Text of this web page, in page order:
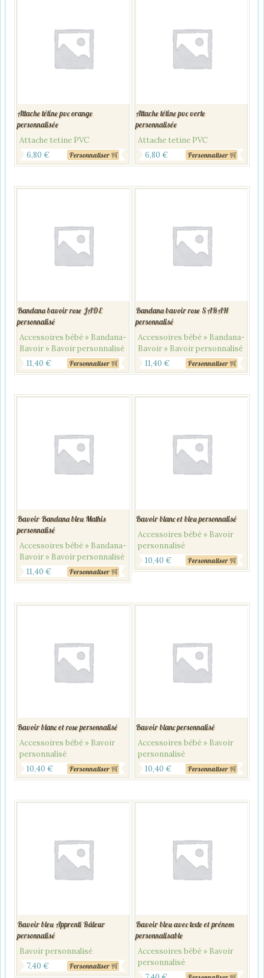
Attache tétine pvc orange
personnalisée
Attache tetine PVC
6,80 € Personnaliser
Attache tétine pvc verte
personnalisée
Attache tetine PVC
6,80 € Personnaliser
Bandana bavoir rose JADE
personnalisé
Accessoires bébé » Bandana-
Bavoir » Bavoir personnalisé
11,40 € Personnaliser
Bandana bavoir rose SARAH
personnalisé
Accessoires bébé » Bandana-
Bavoir » Bavoir personnalisé
11,40 € Personnaliser
Bavoir Bandana bleu Mathis
personnalisé
Accessoires bébé » Bandana-
Bavoir » Bavoir personnalisé
11,40 € Personnaliser
Bavoir blanc et bleu personnalisé
Accessoires bébé » Bavoir
personnalisé
10,40 € Personnaliser
Bavoir blanc et rose personnalisé
Accessoires bébé » Bavoir
personnalisé
10,40 € Personnaliser
Bavoir blanc personnalisé
Accessoires bébé » Bavoir
personnalisé
10,40 € Personnaliser
Bavoir bleu Apprenti Râleur
personnalisé
Bavoir personnalisé
7,40 € Personnaliser
Bavoir bleu avec texte et prénom
personnalisable
Accessoires bébé » Bavoir
personnalisé